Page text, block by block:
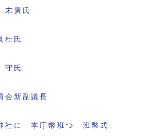
廣氏
氏
氏
会新副議長
社に 本庁幣班つ 班幣式